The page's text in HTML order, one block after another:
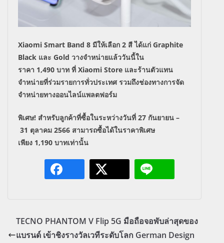
Xiaomi Smart Band 8 มีให้เลือก 2 สี ได้แก่ Graphite
Black และ Gold วางจำหน่ายแล้ววันนี้ใน
ราคา 1,490 บาท ที่ Xiaomi Store และร้านตัวแทน
จำหน่ายที่ร่วมรายการทั่วประเทศ รวมถึงช่องทางการจัด
จำหน่ายทางออนไลน์แพลตฟอร์ม
พิเศษ! สำหรับลูกค้าที่ซื้อในระหว่างวันที่ 27 กันยายน –
31 ตุลาคม 2566 สามารถซื้อได้ในราคาพิเศษ
เพียง 1,190 บาทเท่านั้น
TECNO PHANTOM V Flip 5G มือถือจอพับล่าสุดของ
แบรนด์ เข้าชิงรางวัลเวทีระดับโลก German Design